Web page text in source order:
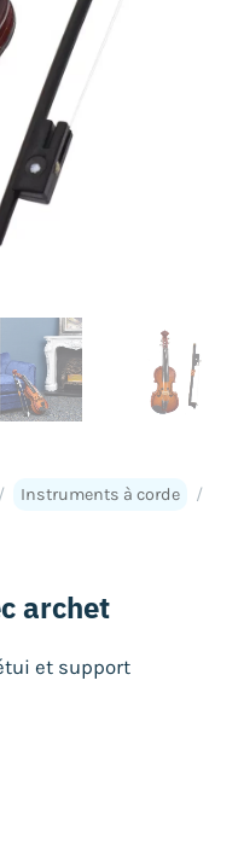
/ Instruments à corde
/
archet
et support
archet